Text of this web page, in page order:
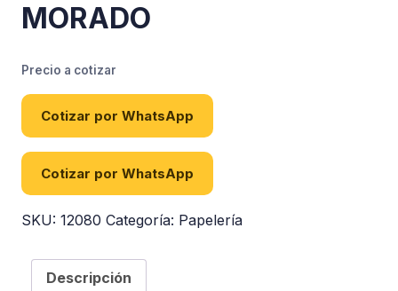
MORADO
Precio a cotizar
Cotizar por WhatsApp
Cotizar por WhatsApp
SKU: 12080 Categoría: Papelería
Descripción